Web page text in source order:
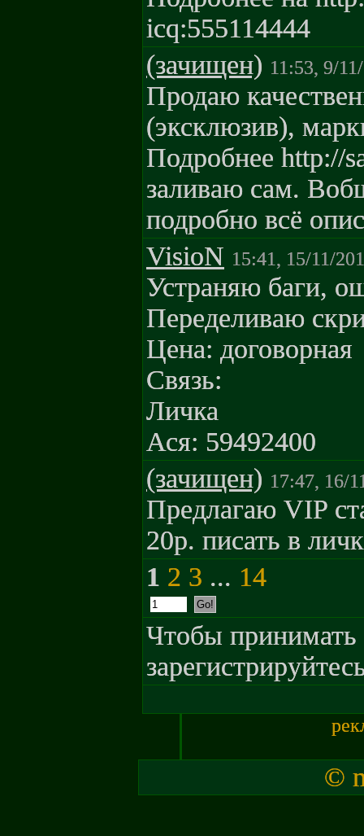
icq:555114444
(зачищен) 11:53, 9/
Продаю
(эксклюзив),
Подробнее http://
заливаю сам.
подробно всё
VisioN 15:41, 15/11/
Устраняю баги,
Переделиваю
Цена: договорная
Связь:
Личка
Ася: 59492400
(зачищен) 17:47, 16/
Предлагаю VIP
20р. писать в
1 2 3 ... 14
Чтобы принимать
©